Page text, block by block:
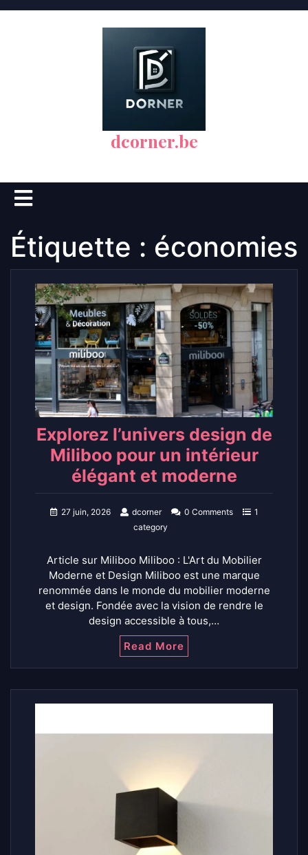
dcorner.be
Open
Étiquette : économies
Explorez l’univers design de
Miliboo pour un intérieur
élégant et moderne
27 juin, 2026 dcorner 0 Comments
1
category
Article sur Miliboo Miliboo : L'Art du Mobilier
Moderne et Design Miliboo est une marque
renommée dans le monde du mobilier moderne
et design. Fondée avec la vision de rendre le
design accessible à tous,…
Read More